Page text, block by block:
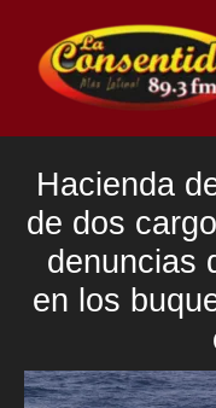
contenido
Hacienda
de dos
denuncias
en los